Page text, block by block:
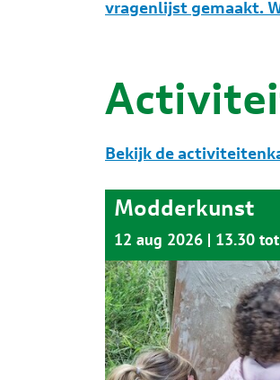
vragenlijst gemaakt.
Modderkunst
12 aug 2026 13.30
Bekijk de